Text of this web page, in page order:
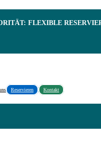
FLEXIBLE
Reservieren Kontakt